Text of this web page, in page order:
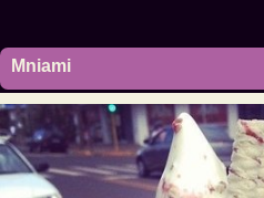
Mniami